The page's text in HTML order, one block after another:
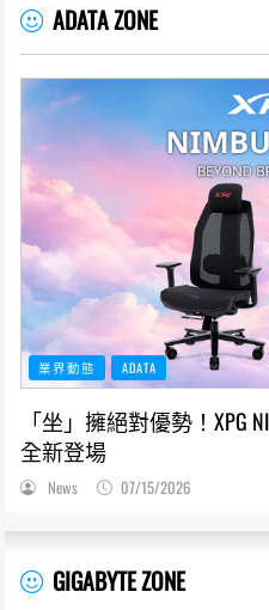
ADATA ZONE
業界動態 ADATA
「坐」擁絕對優勢！XPG
全新登場
News 07/15/2026
GIGABYTE ZONE